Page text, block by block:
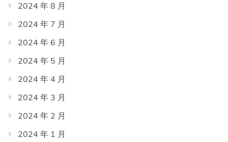
2024 年 8 月
2024 年 7 月
2024 年 6 月
2024 年 5 月
2024 年 4 月
2024 年 3 月
2024 年 2 月
2024 年 1 月